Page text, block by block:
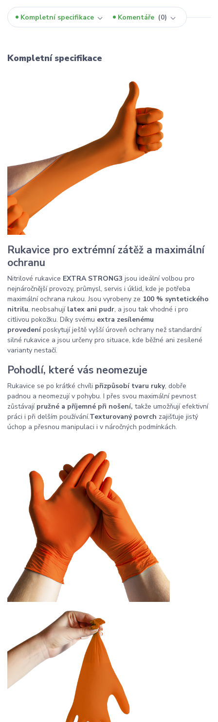
Kompletní specifikace Komentáře 0
Kompletní specifikace
Rukavice pro extrémní zátěž a maximální
ochranu
Nitrilové rukavice EXTRA STRONG3 jsou ideální volbou pro
nejnáročnější provozy, průmysl, servis i úklid, kde je potřeba
maximální ochrana rukou. Jsou vyrobeny ze 100 % syntetického
nitrilu, neobsahují latex ani pudr, a jsou tak vhodné i pro
citlivou pokožku. Díky svému extra zesílenému
provedeníposkytují ještě vyšší úroveň ochrany než standardní
silné rukavice a jsou určeny pro situace, kde běžné ani zesílené
varianty nestačí.
Pohodlí, které vás neomezuje
Rukavice se po krátké chvíli přizpůsobí tvaru ruky, dobře
padnou a neomezují v pohybu. I přes svou maximální pevnost
zůstávají pružné a příjemné při nošení, takže umožňují efektivní
práci i při delším používání.Texturovaný povrch zajišťuje jistý
úchop a přesnou manipulaci i v náročných podmínkách.